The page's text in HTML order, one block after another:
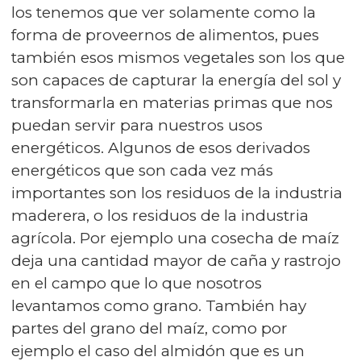
los tenemos que ver solamente como la
forma de proveernos de alimentos, pues
también esos mismos vegetales son los que
son capaces de capturar la energía del sol y
transformarla en materias primas que nos
puedan servir para nuestros usos
energéticos. Algunos de esos derivados
energéticos que son cada vez más
importantes son los residuos de la industria
maderera, o los residuos de la industria
agrícola. Por ejemplo una cosecha de maíz
deja una cantidad mayor de caña y rastrojo
en el campo que lo que nosotros
levantamos como grano. También hay
partes del grano del maíz, como por
ejemplo el caso del almidón que es un